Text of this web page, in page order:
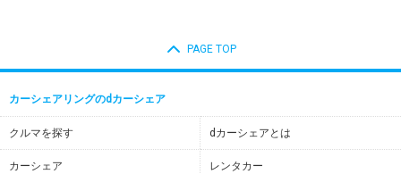
PAGE TOP
カーシェアリングのdカーシェア
クルマを探す dカーシェアとは
カーシェア レンタカー